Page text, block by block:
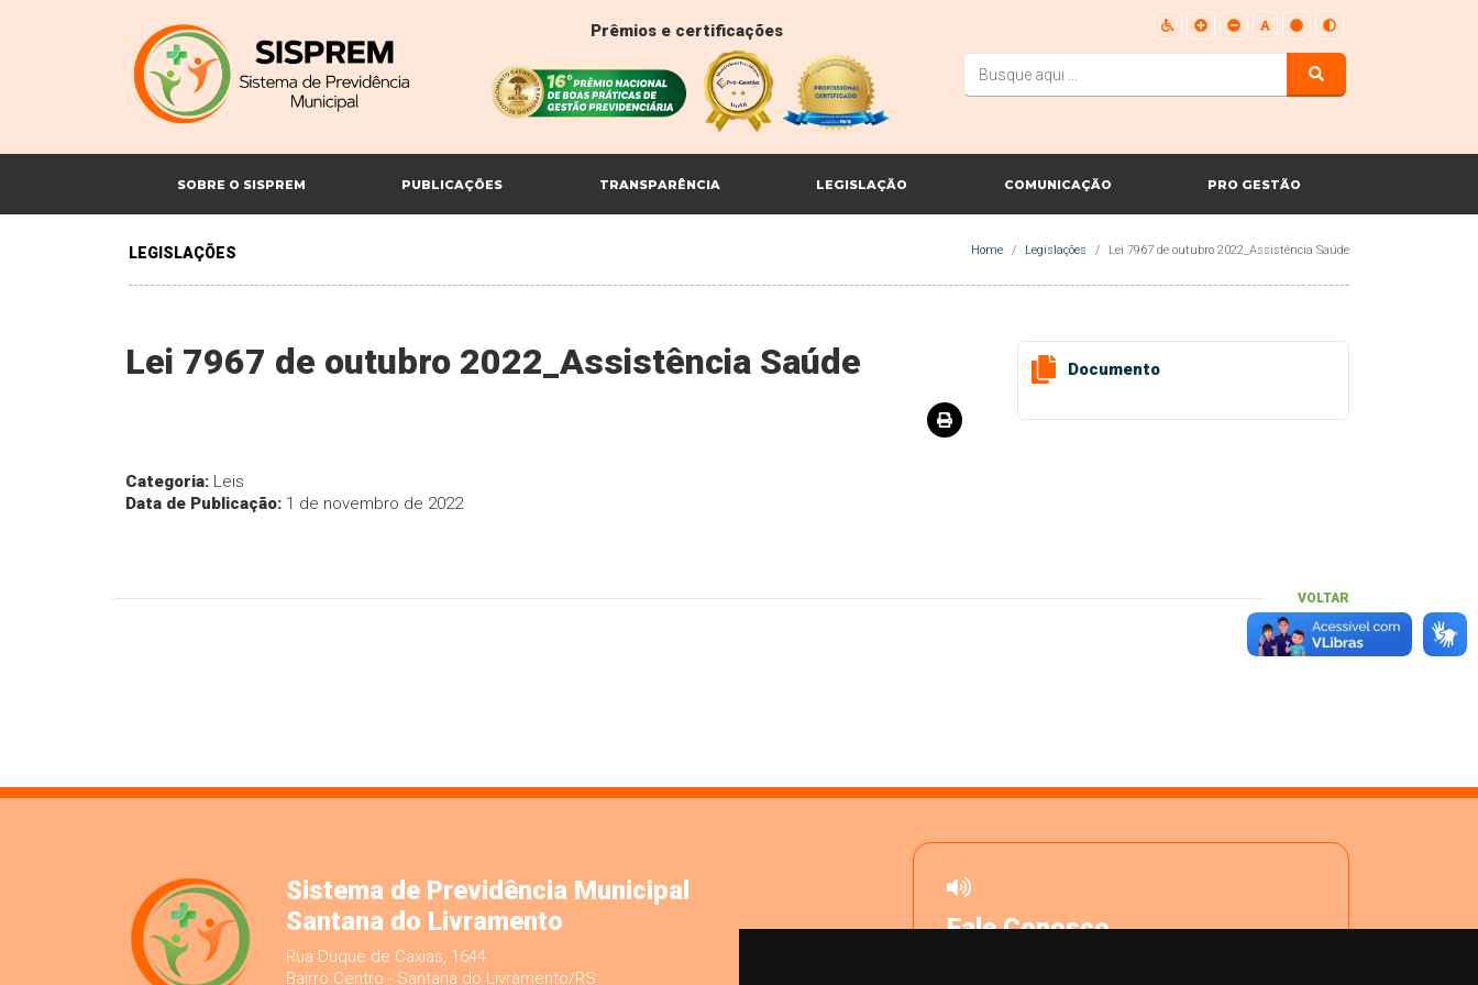
Prêmios e certificações
SOBRE O SISPREM PUBLICAÇÕES TRANSPARÊNCIA LEGISLAÇÃO COMUNICAÇÃO PRO GESTÃO
LEGISLAÇÕES Home Legislações Lei 7967 de outubro 2022_Assistência Saúde
Lei 7967 de outubro 2022_Assistência Saúde
Categoria: Leis
Data de Publicação: 1 de novembro de 2022
Documento
VOLTAR
Sistema de Previdência Municipal
Santana do Livramento
Rua Duque de Caxias, 1644
Bairro Centro - Santana do Livramento/RS
Fale Conosco